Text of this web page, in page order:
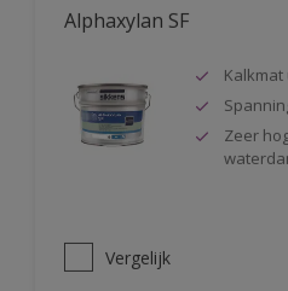
Alphaxylan SF
Zeer
Vergelijk